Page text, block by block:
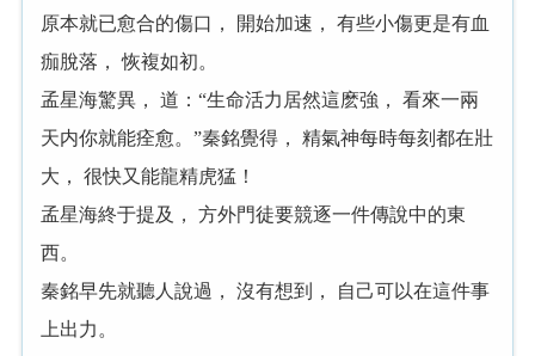
原本就已愈合的傷口， 開始加速， 有些小傷更是有血
痂脫落， 恢複如初。
孟星海驚異， 道：“生命活力居然這麽強， 看來一兩
天内你就能痊愈。”秦銘覺得， 精氣神每時每刻都在壯
大， 很快又能龍精虎猛！
孟星海終于提及， 方外門徒要競逐一件傳說中的東
西。
秦銘早先就聽人說過， 沒有想到， 自己可以在這件事
上出力。